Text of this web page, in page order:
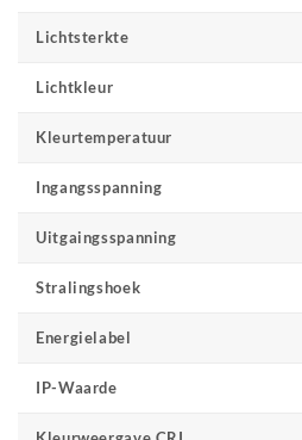
Lichtsterkte
Lichtkleur
Kleurtemperatuur
Ingangsspanning
Uitgaingsspanning
Stralingshoek
Energielabel
IP-Waarde